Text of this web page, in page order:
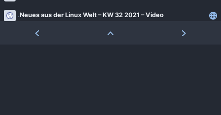
Neues aus der Linux Welt – KW 32 2021 – Video